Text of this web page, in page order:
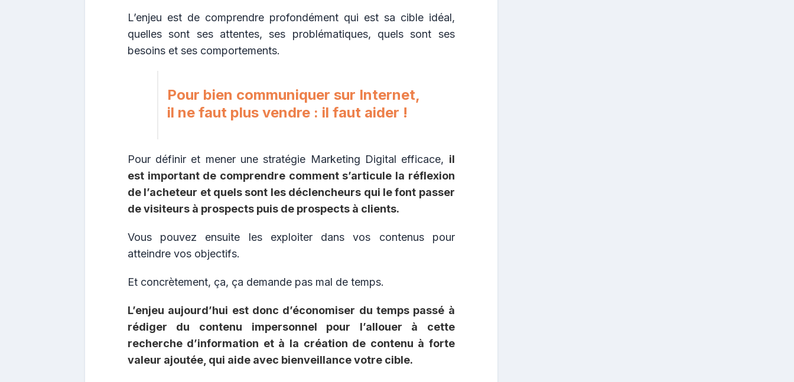
L’enjeu est de comprendre profondément qui est sa cible idéal,
quelles sont ses attentes, ses problématiques, quels sont ses
besoins et ses comportements.
Pour bien communiquer sur Internet,
il ne faut plus vendre : il faut aider !
Pour définir et mener une stratégie Marketing Digital efficace, il
est important de comprendre comment s’articule la réflexion
de l’acheteur et quels sont les déclencheurs qui le font passer
de visiteurs à prospects puis de prospects à clients.
Vous pouvez ensuite les exploiter dans vos contenus pour
atteindre vos objectifs.
Et concrètement, ça, ça demande pas mal de temps.
L’enjeu aujourd’hui est donc d’économiser du temps passé à
rédiger du contenu impersonnel pour l’allouer à cette
recherche d’information et à la création de contenu à forte
valeur ajoutée, qui aide avec bienveillance votre cible.